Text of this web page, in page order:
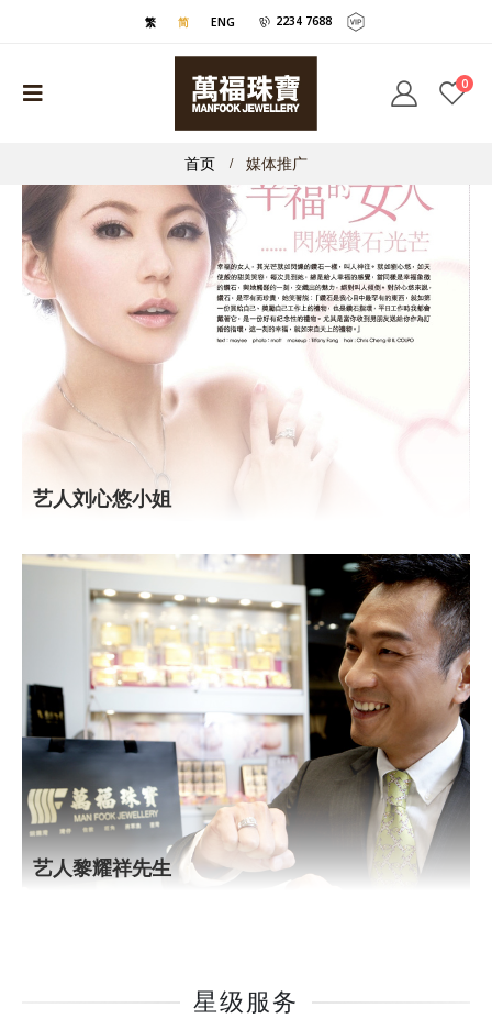
繁 简 ENG 2234 7688
0
首页 媒体推广
艺人刘心悠小姐
艺人黎耀祥先生
星级服务